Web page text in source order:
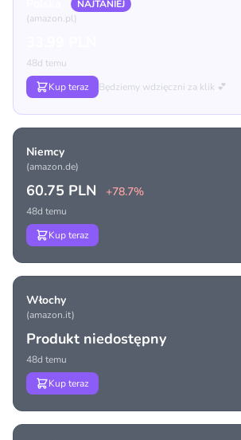
NAJTANIEJ
(amazon.pl)
48d temu
Kup teraz
Będziemy wdzięczni za klik 💕
Niemcy
(amazon.de)
60.75 PLN +78.7%
48d temu
Kup teraz
Włochy
(amazon.it)
Produkt niedostępny
48d temu
Kup teraz